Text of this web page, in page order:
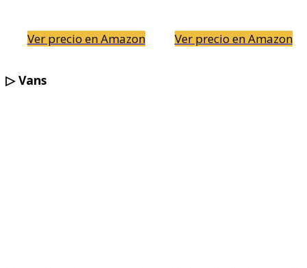
Ver precio en Amazon Ver precio en Amazon
▷Vans